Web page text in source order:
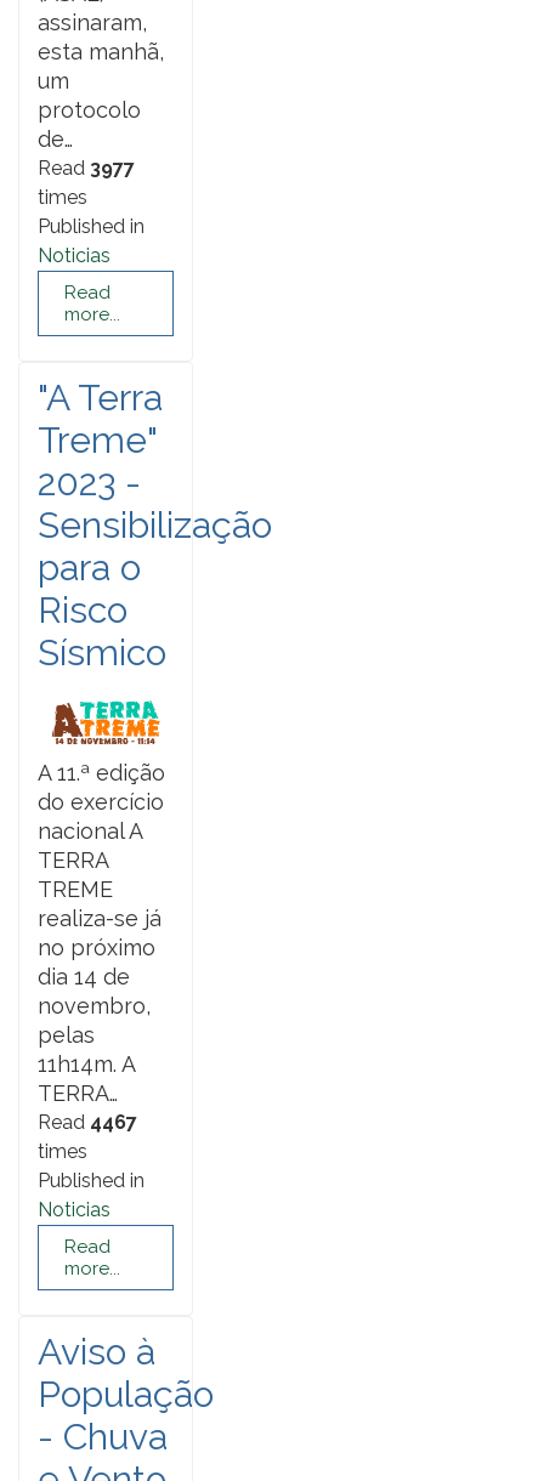
assinaram,
esta manhã,
um
protocolo
de…
Read 3977
times
Published in
Noticias
Read
more...
"A Terra
Treme"
2023 -
Sensibilização
para o
Risco
Sísmico
A 11.ª edição
do exercício
nacional A
TERRA
TREME
realiza-se já
no próximo
dia 14 de
novembro,
pelas
11h14m. A
TERRA…
Read 4467
times
Published in
Noticias
Read
more...
Aviso à
População
- Chuva